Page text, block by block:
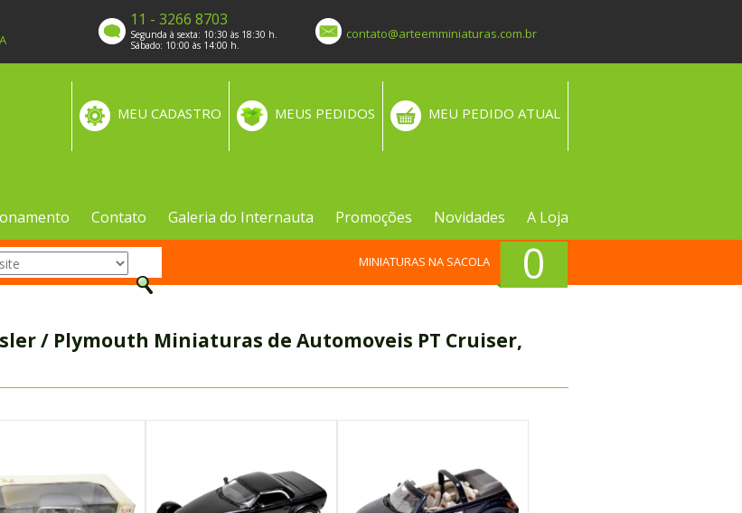
11 - 3266 8703
Segunda à sexta: 10:30 às 18:30 h.
Sábado: 10:00 às 14:00 h.
contato@arteemminiaturas.com.br
MEU PEDIDO ATUAL
MEUS PEDIDOS
MEU CADASTRO
Contato Galeria do Internauta Promoções Novidades A Loja
0
MINIATURAS NA SACOLA
/ Plymouth Miniaturas de Automoveis PT Cruiser,